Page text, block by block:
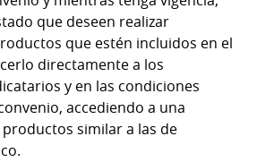
que deseen realizar
que estén incluidos en el
directamente a los
y en las condiciones
accediendo a una
similar a las de